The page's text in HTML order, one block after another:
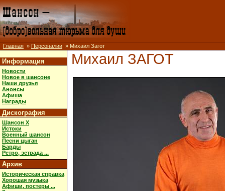
Главная » Персоналии » Михаил Загот
Информация
Новости
Новое в шансоне
Наши друзья
Анонсы
Афиша
Награды
Дискография
Шансон X
Истоки
Военный шансон
Песни цыган
Барды
Ретро, эстрада ...
Архив
Историческая справка
Хорошая музыка
Афиши, постеры ...
Михаил ЗАГОТ